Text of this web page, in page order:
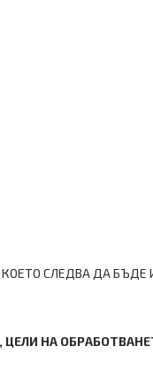
СЛЕДВА ДА
НА